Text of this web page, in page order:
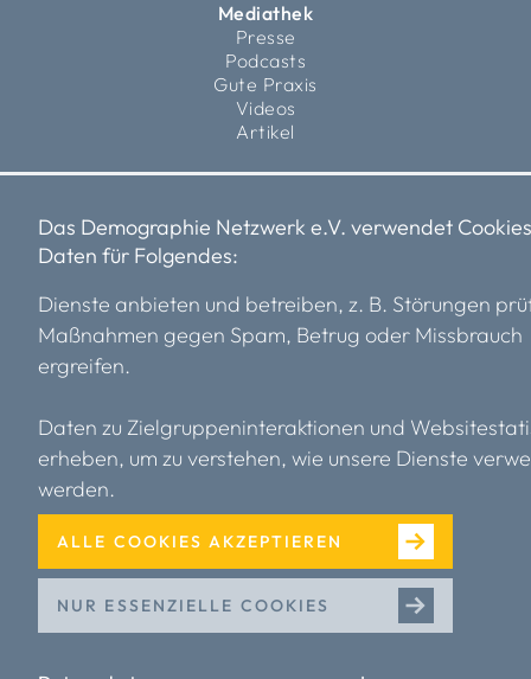
Mediathek
Presse
Podcasts
Gute Praxis
Videos
Artikel
Das Demographie Netzwerk e.V. verwendet
Daten für Folgendes:
Dienste anbieten und betreiben, z. B. Störungen
Maßnahmen gegen Spam, Betrug oder Missbrauch
ergreifen.
Daten zu Zielgruppeninteraktionen und
erheben, um zu verstehen, wie unsere Dienste
werden.
ALLE COOKIES AKZEPTIEREN
NUR ESSENZIELLE COOKIES